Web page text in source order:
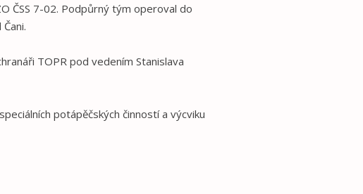
ČSS 7-02. Podpůrný tým operoval do
TOPR pod vedením Stanislava
potápěčských činností a výcviku